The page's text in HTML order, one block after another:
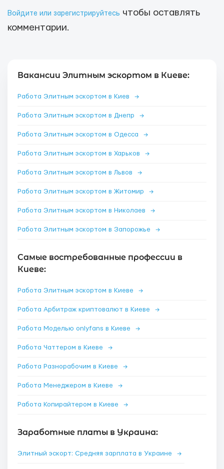
Войдите или зарегистрируйтесь чтобы оставлять
комментарии.
Вакансии Элитным эскортом в Киеве:
Работа Элитным эскортом в Киев →
Работа Элитным эскортом в Днепр →
Работа Элитным эскортом в Одесса →
Работа Элитным эскортом в Харьков →
Работа Элитным эскортом в Львов →
Работа Элитным эскортом в Житомир →
Работа Элитным эскортом в Николаев →
Работа Элитным эскортом в Запорожье →
Самые востребованные профессии в
Киеве:
Работа Элитным эскортом в Киеве →
Работа Арбитраж криптовалют в Киеве →
Работа Моделью onlyfans в Киеве →
Работа Чаттером в Киеве →
Работа Разнорабочим в Киеве →
Работа Менеджером в Киеве →
Работа Копирайтером в Киеве →
Заработные платы в Украина:
Элитный эскорт: Средняя зарплата в Украине →